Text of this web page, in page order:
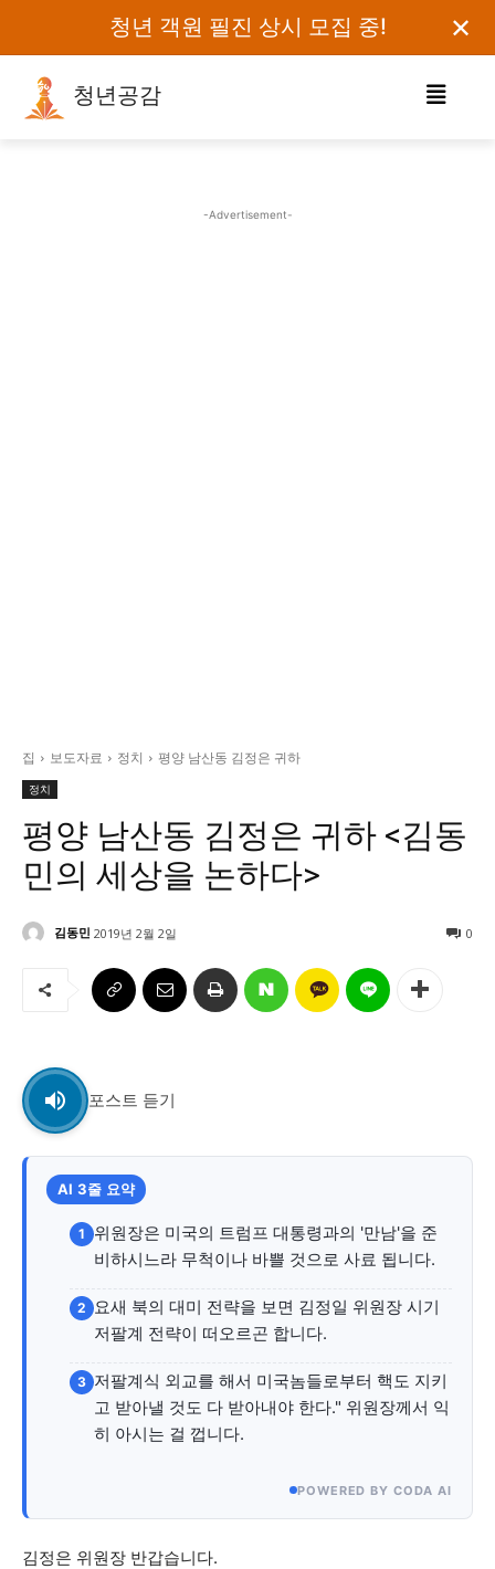
문화
전통문화
대중문화
교육일반
교육부
교육청
기획기사
공지사항
청년 객원 필진 상시 모집 중! ✕
청년공감
-Advertisement-
집 보도자료 정치 평양 남산동 김정은 귀하
정치
평양 남산동 김정은 귀하 <김동
민의 세상을 논하다>
김동민 0
2019년 2월 2일
포스트 듣기
AI 3줄 요약
1
위원장은 미국의 트럼프 대통령과의 '만남'을 준
비하시느라 무척이나 바쁠 것으로 사료 됩니다.
2 요새 북의 대미 전략을 보면 김정일 위원장 시기
저팔계 전략이 떠오르곤 합니다.
3 저팔계식 외교를 해서 미국놈들로부터 핵도 지키
고 받아낼 것도 다 받아내야 한다." 위원장께서 익
히 아시는 걸 껍니다.
POWERED BY CODA AI
김정은 위원장 반갑습니다.